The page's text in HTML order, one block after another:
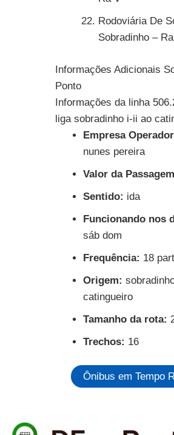
Rodoviária De
Sobradinho –
Informações Adicionais
Ponto
Informações da linha
liga sobradinho i-ii ao
Empresa
nunes pereira
Valor da
Sentido: ida
Funcionando nos
sáb dom
Frequência: 18
Origem:
catingueiro
Tamanho da rota:
Trechos: 16
Ônibus em Tempo